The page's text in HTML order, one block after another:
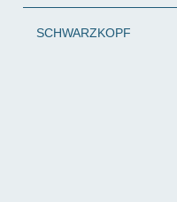
SCHWARZKOPF